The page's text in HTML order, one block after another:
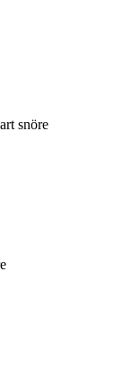
snöre